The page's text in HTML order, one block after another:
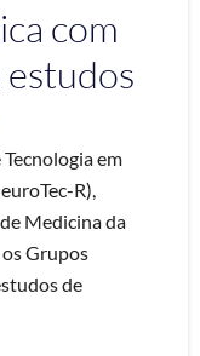
com
estudos
em
R),
Medicina da
Grupos
de